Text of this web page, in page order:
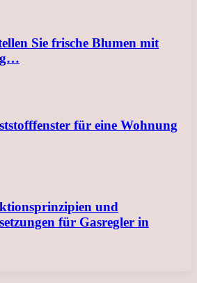
Sie frische Blumen mit
für eine Wohnung
und
für Gasregler in